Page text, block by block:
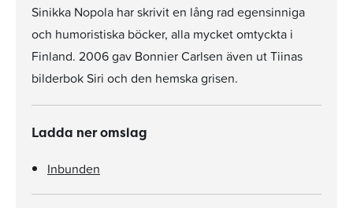
Sinikka Nopola har skrivit en lång rad egensinniga
och humoristiska böcker, alla mycket omtyckta i
Finland. 2006 gav Bonnier Carlsen även ut Tiinas
bilderbok Siri och den hemska grisen.
Ladda ner omslag
Inbunden